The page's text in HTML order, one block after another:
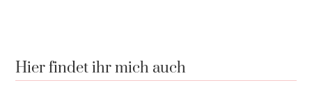
Hier findet ihr mich auch